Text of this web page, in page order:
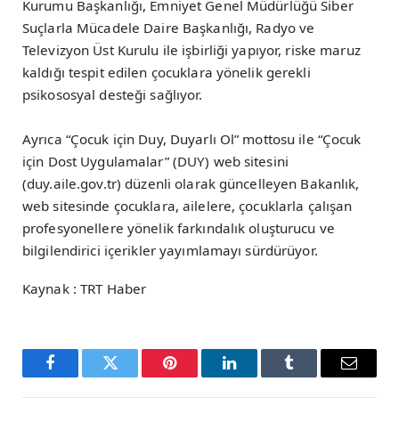
Kurumu Başkanlığı, Emniyet Genel Müdürlüğü Siber
Suçlarla Mücadele Daire Başkanlığı, Radyo ve
Televizyon Üst Kurulu ile işbirliği yapıyor, riske maruz
kaldığı tespit edilen çocuklara yönelik gerekli
psikososyal desteği sağlıyor.
Ayrıca “Çocuk için Duy, Duyarlı Ol” mottosu ile “Çocuk
için Dost Uygulamalar” (DUY) web sitesini
(duy.aile.gov.tr) düzenli olarak güncelleyen Bakanlık,
web sitesinde çocuklara, ailelere, çocuklarla çalışan
profesyonellere yönelik farkındalık oluşturucu ve
bilgilendirici içerikler yayımlamayı sürdürüyor.
Kaynak : TRT Haber
FacebookTwitter Pinterest LinkedInTumblr Email